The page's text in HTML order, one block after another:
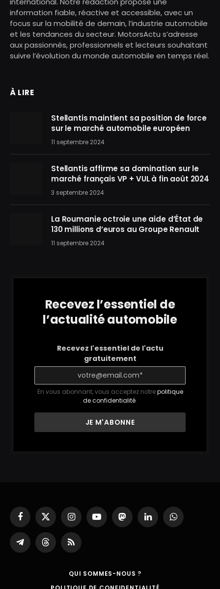
information fiable, réactive et accessible, avec un
focus sur la mobilité de demain, l’industrie automobile
et les tendances du secteur. MotorsActu s’adresse
aux passionnés, professionnels et lecteurs souhaitant
suivre l’évolution du monde automobile en temps réel.
À LIRE
Stellantis maintient sa position de force
sur le marché automobile européen
11 septembre 2024
Stellantis affirme sa domination sur le
marché français VP + VUL à fin août 2024
3 septembre 2024
La Roumanie octroie une aide d’État de
130 millions d’euros au Groupe Renault
11 septembre 2024
Recevez l’essentiel de
l’actualité automobile
Recevez l'essentiel de l'actu
gratuitement
En vous abonnant, vous acceptez notrepolitique
de confidentialité.
Facebook
X
(Twitter)
InstagramYouTubeMastodonLinkedInWhatsApp
Partager
sur
ThreadsRSS
QUI SOMMES-NOUS ?